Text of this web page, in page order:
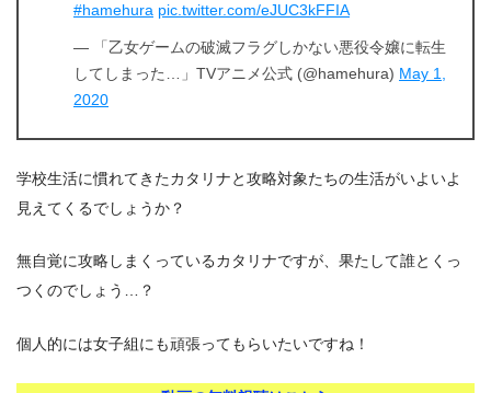
#hamehura pic.twitter.com/eJUC3kFFIA
— 「乙女ゲームの破滅フラグしかない悪役令嬢に転生
してしまった…」TVアニメ公式 (@hamehura) May 1,
2020
学校生活に慣れてきたカタリナと攻略対象たちの生活がいよいよ
見えてくるでしょうか？
無自覚に攻略しまくっているカタリナですが、果たして誰とくっ
つくのでしょう…？
個人的には女子組にも頑張ってもらいたいですね！